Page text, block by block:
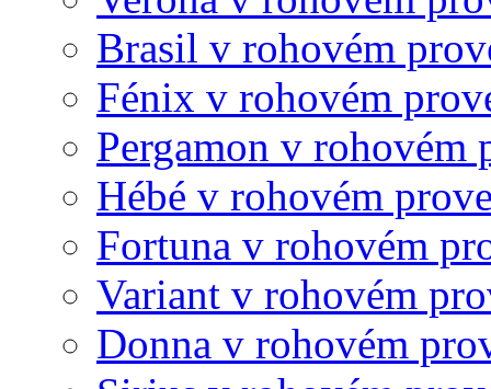
Brasil v rohovém
Fénix v rohovém
Pergamon v rohovém
Hébé v rohovém
Fortuna v rohovém
Variant v rohovém
Donna v rohovém